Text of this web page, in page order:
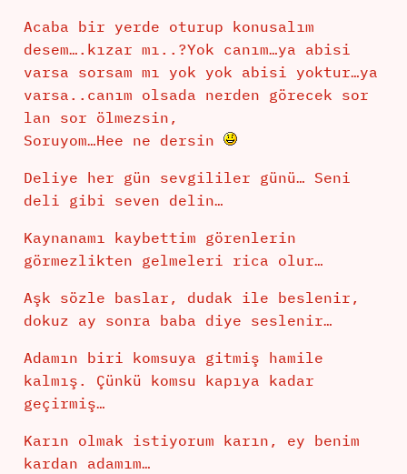
Acaba bir yerde oturup konusalım
desem….kızar mı..?Yok canım…ya abisi
varsa sorsam mı yok yok abisi yoktur…ya
varsa..canım olsada nerden görecek sor
lan sor ölmezsin,
Soruyom…Hee ne dersin
Deliye her gün sevgililer günü… Seni
deli gibi seven delin…
Kaynanamı kaybettim görenlerin
görmezlikten gelmeleri rica olur…
Aşk sözle baslar, dudak ile beslenir,
dokuz ay sonra baba diye seslenir…
Adamın biri komsuya gitmiş hamile
kalmış. Çünkü komsu kapıya kadar
geçirmiş…
Karın olmak istiyorum karın, ey benim
kardan adamım…